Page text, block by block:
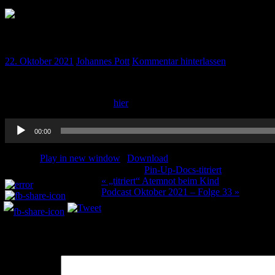
22. Oktober 2021 Johannes Pott Kommentar hinterlassen
hier:
Audio-
Player
00:00
Play in new window
Download
Pin-Up-Docs-titriert
Beitragsnavigation« „titriert“ Atemnot beim Kind
Podcast Oktober 2021 – Folge 33 »